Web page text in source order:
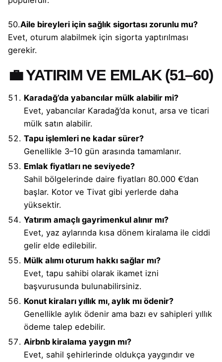
50.Aile bireyleri için sağlık sigortası zorunlu mu?
Evet, oturum alabilmek için sigorta yaptırılması
gerekir.
💼 YATIRIM VE EMLAK (51–60)
Karadağ’da yabancılar mülk alabilir mi?
Evet, yabancılar Karadağ’da konut, arsa ve ticari
mülk satın alabilir.
Tapu işlemleri ne kadar sürer?
Genellikle 3–10 gün arasında tamamlanır.
Emlak fiyatları ne seviyede?
Sahil bölgelerinde daire fiyatları 80.000 €’dan
başlar. Kotor ve Tivat gibi yerlerde daha
yüksektir.
Yatırım amaçlı gayrimenkul alınır mı?
Evet, yaz aylarında kısa dönem kiralama ile ciddi
gelir elde edilebilir.
Mülk alımı oturum hakkı sağlar mı?
Evet, tapu sahibi olarak ikamet izni
başvurusunda bulunabilirsiniz.
Konut kiraları yıllık mı, aylık mı ödenir?
Genellikle aylık ödenir ama bazı ev sahipleri yıllık
ödeme talep edebilir.
Airbnb kiralama yaygın mı?
Evet, sahil şehirlerinde oldukça yaygındır ve